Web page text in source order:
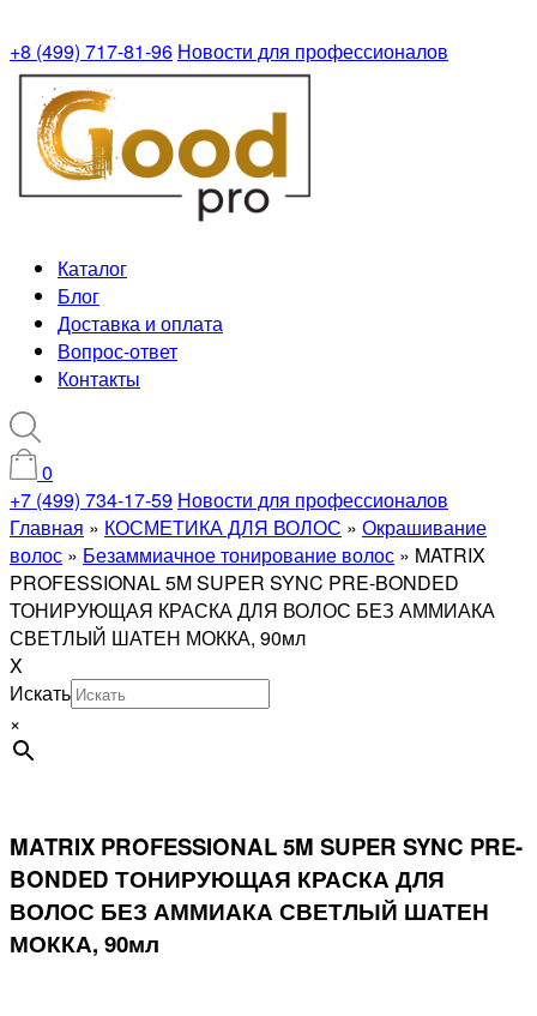
+8 (499) 717-81-96 Новости для профессионалов
Каталог
Блог
Доставка и оплата
Вопрос-ответ
Контакты
0
+7 (499) 734-17-59 Новости для профессионалов
Главная » КОСМЕТИКА ДЛЯ ВОЛОС » Окрашивание
волос » Безаммиачное тонирование волос » MATRIX
PROFESSIONAL 5M SUPER SYNC PRE-BONDED
ТОНИРУЮЩАЯ КРАСКА ДЛЯ ВОЛОС БЕЗ АММИАКА
СВЕТЛЫЙ ШАТЕН МОККА, 90мл
X
Искать
×
MATRIX PROFESSIONAL 5M SUPER SYNC PRE-
BONDED ТОНИРУЮЩАЯ КРАСКА ДЛЯ
ВОЛОС БЕЗ АММИАКА СВЕТЛЫЙ ШАТЕН
МОККА, 90мл